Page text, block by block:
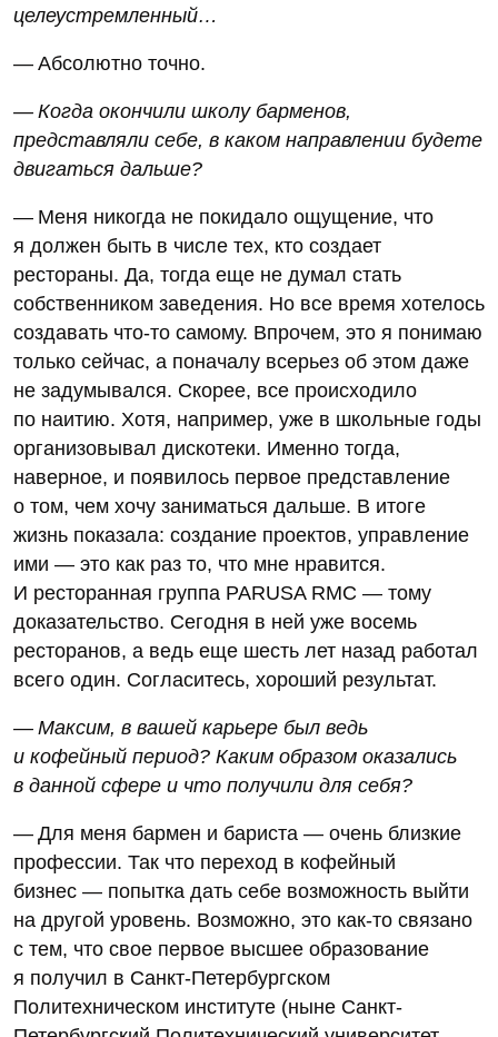
целеустремленный…
— Абсолютно точно.
— Когда окончили школу барменов,
представляли себе, в каком направлении будете
двигаться дальше?
— Меня никогда не покидало ощущение, что
я должен быть в числе тех, кто создает
рестораны. Да, тогда еще не думал стать
собственником заведения. Но все время хотелось
создавать что-то самому. Впрочем, это я понимаю
только сейчас, а поначалу всерьез об этом даже
не задумывался. Скорее, все происходило
по наитию. Хотя, например, уже в школьные годы
организовывал дискотеки. Именно тогда,
наверное, и появилось первое представление
о том, чем хочу заниматься дальше. В итоге
жизнь показала: создание проектов, управление
ими — это как раз то, что мне нравится.
И ресторанная группа PARUSA RMC — тому
доказательство. Сегодня в ней уже восемь
ресторанов, а ведь еще шесть лет назад работал
всего один. Согласитесь, хороший результат.
— Максим, в вашей карьере был ведь
и кофейный период? Каким образом оказались
в данной сфере и что получили для себя?
— Для меня бармен и бариста — очень близкие
профессии. Так что переход в кофейный
бизнес — попытка дать себе возможность выйти
на другой уровень. Возможно, это как-то связано
с тем, что свое первое высшее образование
я получил в Санкт-Петербургском
Политехническом институте (ныне Санкт-